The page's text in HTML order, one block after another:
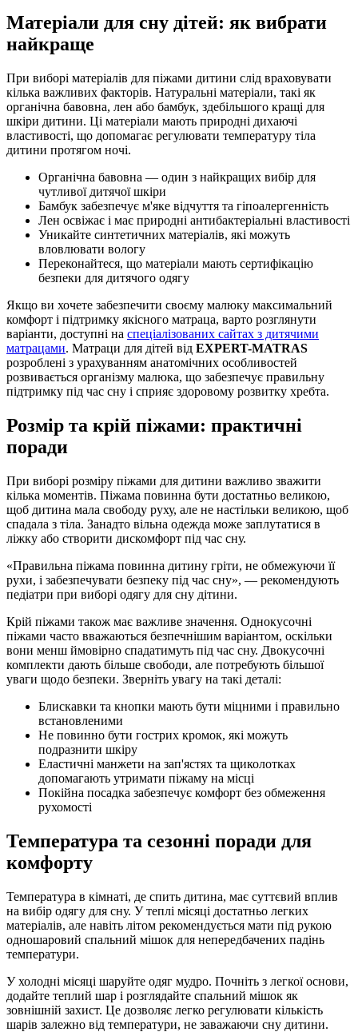
Матеріали для сну дітей: як вибрати
найкраще
При виборі матеріалів для піжами дитини слід враховувати
кілька важливих факторів. Натуральні матеріали, такі як
органічна бавовна, лен або бамбук, здебільшого кращі для
шкіри дитини. Ці матеріали мають природні дихаючі
властивості, що допомагає регулювати температуру тіла
дитини протягом ночі.
Органічна бавовна — один з найкращих вибір для
чутливої дитячої шкіри
Бамбук забезпечує м'яке відчуття та гіпоалергенність
Лен освіжає і має природні антибактеріальні властивості
Уникайте синтетичних матеріалів, які можуть
вловлювати вологу
Переконайтеся, що матеріали мають сертифікацію
безпеки для дитячого одягу
Якщо ви хочете забезпечити своєму малюку максимальний
комфорт і підтримку якісного матраца, варто розглянути
варіанти, доступні на спеціалізованих сайтах з дитячими
матрацами. Матраци для дітей від EXPERT-MATRAS
розроблені з урахуванням анатомічних особливостей
розвивається організму малюка, що забезпечує правильну
підтримку під час сну і сприяє здоровому розвитку хребта.
Розмір та крій піжами: практичні
поради
При виборі розміру піжами для дитини важливо зважити
кілька моментів. Піжама повинна бути достатньо великою,
щоб дитина мала свободу руху, але не настільки великою, щоб
спадала з тіла. Занадто вільна одежда може заплутатися в
ліжку або створити дискомфорт під час сну.
«Правильна піжама повинна дитину гріти, не обмежуючи її
рухи, і забезпечувати безпеку під час сну», — рекомендують
педіатри при виборі одягу для сну дітини.
Крій піжами також має важливе значення. Однокусочні
піжами часто вважаються безпечнішим варіантом, оскільки
вони менш ймовірно спадатимуть під час сну. Двокусочні
комплекти дають більше свободи, але потребують більшої
уваги щодо безпеки. Зверніть увагу на такі деталі:
Блискавки та кнопки мають бути міцними і правильно
встановленими
Не повинно бути гострих кромок, які можуть
подразнити шкіру
Еластичні манжети на зап'ястях та щиколотках
допомагають утримати піжаму на місці
Покійна посадка забезпечує комфорт без обмеження
рухомості
Температура та сезонні поради для
комфорту
Температура в кімнаті, де спить дитина, має суттєвий вплив
на вибір одягу для сну. У теплі місяці достатньо легких
матеріалів, але навіть літом рекомендується мати під рукою
одношаровий спальний мішок для непередбачених падінь
температури.
У холодні місяці шаруйте одяг мудро. Почніть з легкої основи,
додайте теплий шар і розглядайте спальний мішок як
зовнішній захист. Це дозволяє легко регулювати кількість
шарів залежно від температури, не заважаючи сну дитини.